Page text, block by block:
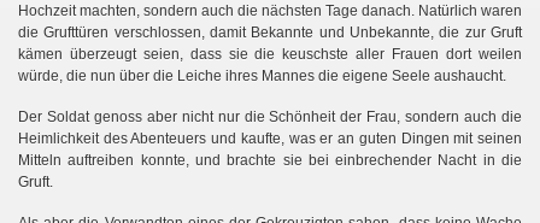
Hochzeit machten, sondern auch die nächsten Tage danach. Natürlich waren
die Grufttüren verschlossen, damit Bekannte und Unbekannte, die zur Gruft
kämen überzeugt seien, dass sie die keuschste aller Frauen dort weilen
würde, die nun über die Leiche ihres Mannes die eigene Seele aushaucht.
Der Soldat genoss aber nicht nur die Schönheit der Frau, sondern auch die
Heimlichkeit des Abenteuers und kaufte, was er an guten Dingen mit seinen
Mitteln auftreiben konnte, und brachte sie bei einbrechender Nacht in die
Gruft.